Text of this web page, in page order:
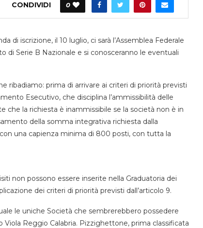
CONDIVIDI 0
di iscrizione, il 10 luglio, ci sarà l’Assemblea Federale
di Serie B Nazionale e si conosceranno le eventuali
ribadiamo: prima di arrivare ai criteri di priorità previsti
Esecutivo, che disciplina l’ammissibilità delle
che la richiesta è inammissibile se la società non è in
della somma integrativa richiesta dalla
una capienza minima di 800 posti, con tutta la
non possono essere inserite nella Graduatoria dei
dei criteri di priorità previsti dall’articolo 9.
le uniche Società che sembrerebbero possedere
Reggio Calabria. Pizzighettone, prima classificata